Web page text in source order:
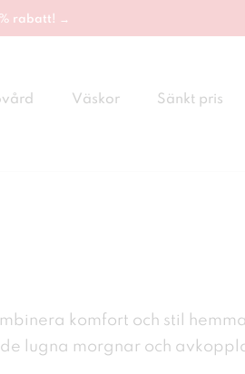
rabatt! →
Väskor Sänkt pris
komfort och stil
lugna morgnar och